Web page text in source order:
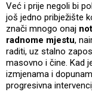
Već i prije negoli bi
još jedno pribježište
znači mnogo onaj
radnome mjestu,
raditi, uz stalno
masovno i čine. Kad
izmjenama i
progresivna